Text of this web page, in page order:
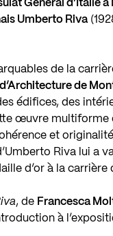
Général d’Italie à
Umberto Riva
de la
de
édifices, des
œuvre
et
Riva lui a
d’or à la carrière
, de Francesca
à